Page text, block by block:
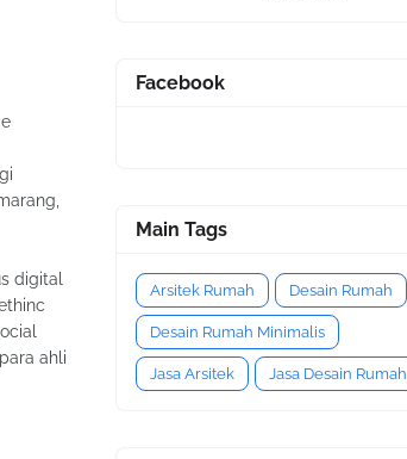
digital
ahli
Facebook
Main Tags
Arsitek Rumah Desain Rumah
Desain Rumah Minimalis
Jasa Arsitek Jasa Desain Rumah